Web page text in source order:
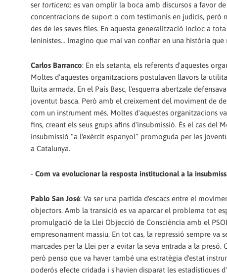
ser torticera: es van omplir la boca amb discursos a favor
concentracions de suport o com testimonis en judicis, però
des de les seves files. En aquesta generalització incloc a
leninistes… Imagino que mai van confiar en una història
Carlos Barranco: En els setanta, els referents d'aquestes
Moltes d'aquestes organitzacions postulaven llavors la
lluita armada. En el País Basc, l'esquerra abertzale
joventut basca. Però amb el creixement del moviment de
com un instrument més. Moltes d'aquestes organitzacions
fins, creant els seus grups afins d'insubmissió. És el cas
insubmissió “a l'exèrcit espanyol” promoguda per les
a Catalunya.
- Com va evolucionar la resposta institucional a la
Pablo San José: Va ser una partida d'escacs entre el
objectors. Amb la transició es va aparcar el problema tot
promulgació de la Llei Objecció de Consciència amb el
empresonament massiu. En tot cas, la repressió sempre va
marcades per la Llei per a evitar la seva entrada a la
però penso que va haver també una estratègia d'estat
poderós efecte cridada i s'havien disparat les estadístiques